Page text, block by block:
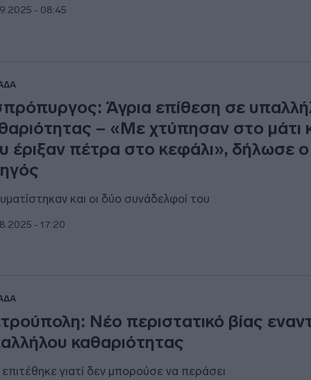
- 08:45
Άγρια επίθεση σε
– «Με χτύπησαν στο μάτι
έριξαν πέτρα στο κεφάλι», δήλωσε ο
και οι δύο συνάδελφοί του
- 17:20
Νέο περιστατικό βίας
καθαριότητας
γιατί δεν μπορούσε να περάσει